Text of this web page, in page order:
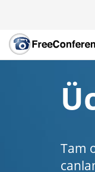
Tam